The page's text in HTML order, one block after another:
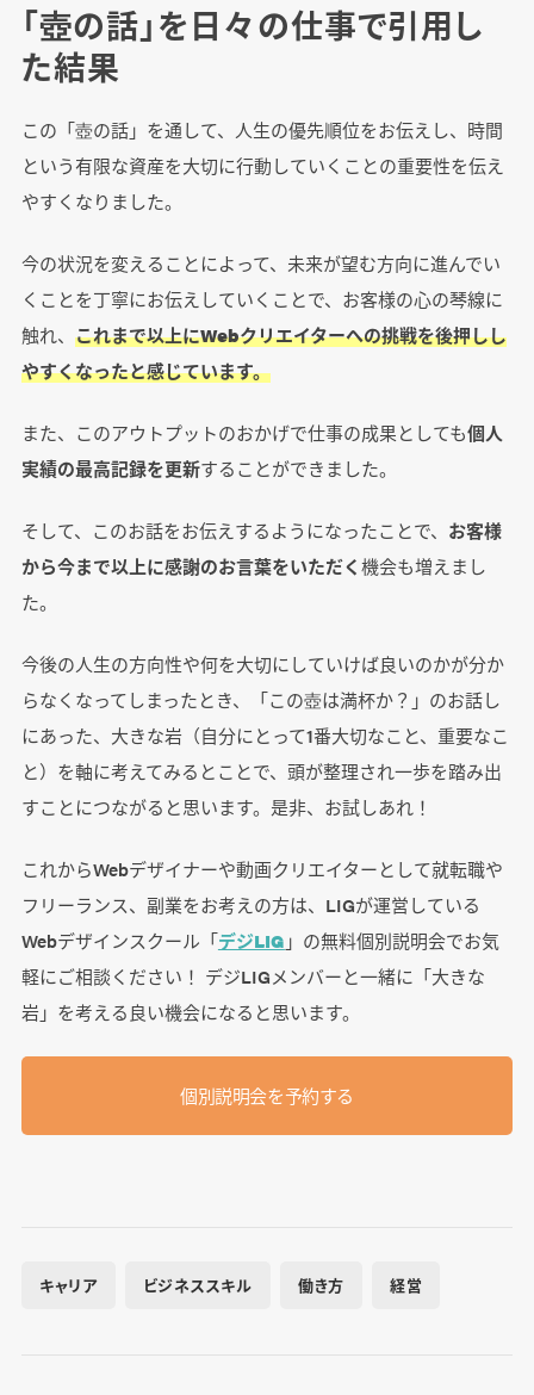
「壺の話」を日々の仕事で引用し
た結果
この「壺の話」を通して、人生の優先順位をお伝えし、時間
という有限な資産を大切に行動していくことの重要性を伝え
やすくなりました。
今の状況を変えることによって、未来が望む方向に進んでい
くことを丁寧にお伝えしていくことで、お客様の心の琴線に
触れ、 これまで以上にWebクリエイターへの挑戦を後押しし
やすくなったと感じています。
また、このアウトプットのおかげで仕事の成果としても個人
実績の最高記録を更新することができました。
そして、このお話をお伝えするようになったことで、 お客様
から今まで以上に感謝のお言葉をいただく機会も増えまし
た。
今後の人生の方向性や何を大切にしていけば良いのかが分か
らなくなってしまったとき、「この壺は満杯か？」のお話し
にあった、大きな岩（自分にとって1番大切なこと、重要なこ
と）を軸に考えてみるとことで、頭が整理され一歩を踏み出
すことにつながると思います。是非、お試しあれ！
これからWebデザイナーや動画クリエイターとして就転職や
フリーランス、副業をお考えの方は、LIGが運営している
Webデザインスクール「デジLIG 」の無料個別説明会でお気
軽にご相談ください！ デジLIGメンバーと一緒に「大きな
岩」を考える良い機会になると思います。
個別説明会を予約する
キャリア ビジネススキル 働き方 経営